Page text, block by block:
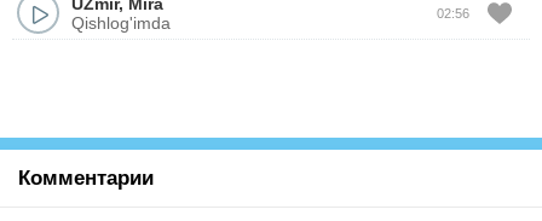
Qishlog'imda
02:56
Комментарии